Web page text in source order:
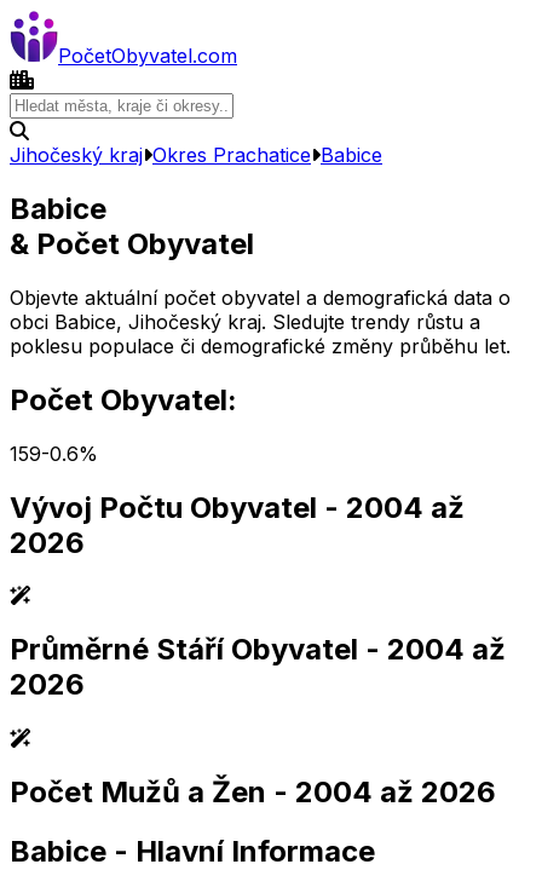
PočetObyvatel.com
Jihočeský kraj Okres Prachatice Babice
Babice
& Počet Obyvatel
Objevte aktuální počet obyvatel a demografická data o
obci Babice, Jihočeský kraj. Sledujte trendy růstu a
poklesu populace či demografické změny průběhu let.
Počet Obyvatel:
159-0.6%
Vývoj Počtu Obyvatel - 2004 až
2026
2,005 2,010 2,015 2,020 2,025
2,005 2,010 2,015 2,020 2,025
Průměrné Stáří Obyvatel - 2004 až
2026
2,005 2,010 2,015 2,020 2,025
2,005 2,010 2,015 2,020 2,025
Počet Mužů a Žen - 2004 až 2026
Babice - Hlavní Informace